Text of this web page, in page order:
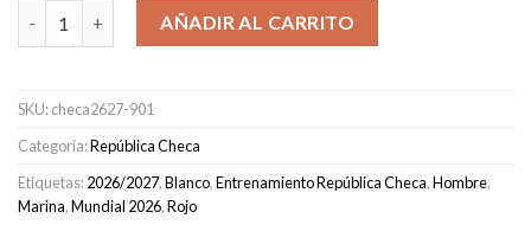
Camiseta Pre-Partido República Checa Hombre 2026/2027
AÑADIR AL CARRITO
SKU:checa2627-901
Categoría:República Checa
Etiquetas:2026/2027,Blanco,Entrenamiento República Checa,Hombre,
Marina,Mundial 2026,Rojo